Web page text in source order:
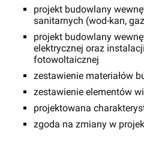
projekt budowlany
sanitarnych (wod-kan,
projekt budowlany
elektrycznej oraz
fotowoltaicznej
zestawienie materiałów
zestawienie elementów
projektowana
zgoda na zmiany w